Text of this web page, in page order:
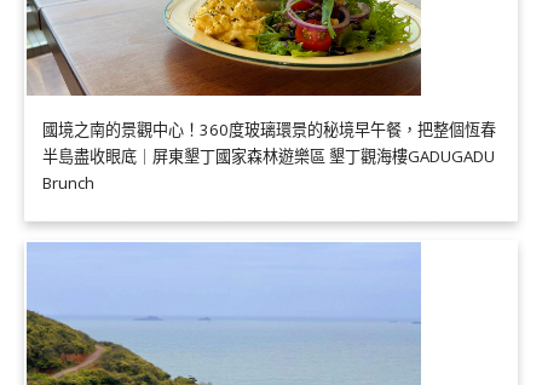
國境之南的景觀中心！360度玻璃環景的秘境早午餐，把整個恆春
半島盡收眼底｜屏東墾丁國家森林遊樂區 墾丁觀海樓GADUGADU
Brunch